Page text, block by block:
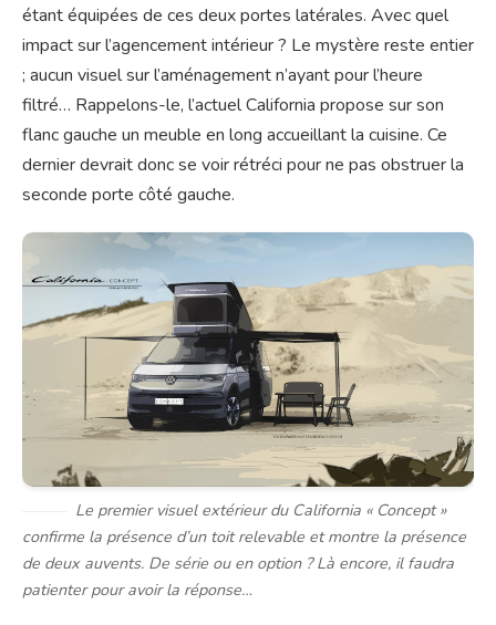
étant équipées de ces deux portes latérales. Avec quel
impact sur l’agencement intérieur ? Le mystère reste entier
; aucun visuel sur l’aménagement n’ayant pour l’heure
filtré… Rappelons-le, l’actuel California propose sur son
flanc gauche un meuble en long accueillant la cuisine. Ce
dernier devrait donc se voir rétréci pour ne pas obstruer la
seconde porte côté gauche.
Le premier visuel extérieur du California « Concept »
confirme la présence d’un toit relevable et montre la présence
de deux auvents. De série ou en option ? Là encore, il faudra
patienter pour avoir la réponse…